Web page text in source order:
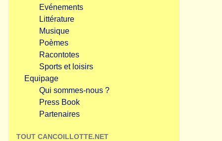
Evénements
Littérature
Musique
Poèmes
Racontotes
Sports et loisirs
Equipage
Qui sommes-nous ?
Press Book
Partenaires
TOUT CANCOILLOTTE.NET